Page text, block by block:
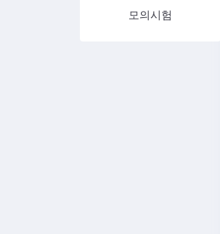
모의시험